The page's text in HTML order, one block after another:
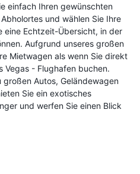
einfach Ihren gewünschten
und wählen Sie Ihre
eine Echtzeit-Übersicht, in der
Aufgrund unseres großen
Mietwagen als wenn Sie direkt
Vegas - Flughafen buchen.
großen Autos, Geländewagen
Sie ein exotisches
und werfen Sie einen Blick